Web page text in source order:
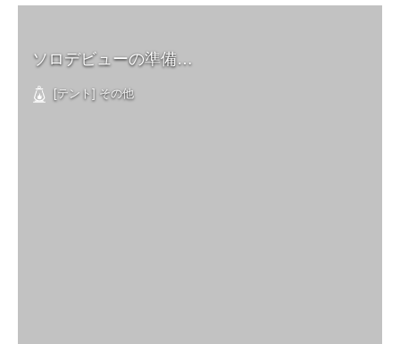
ソロデビューの準備…
[テント] その他